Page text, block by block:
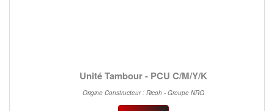
Unité Tambour - PCU C/M/Y/K
Origine Constructeur : Ricoh - Groupe NRG